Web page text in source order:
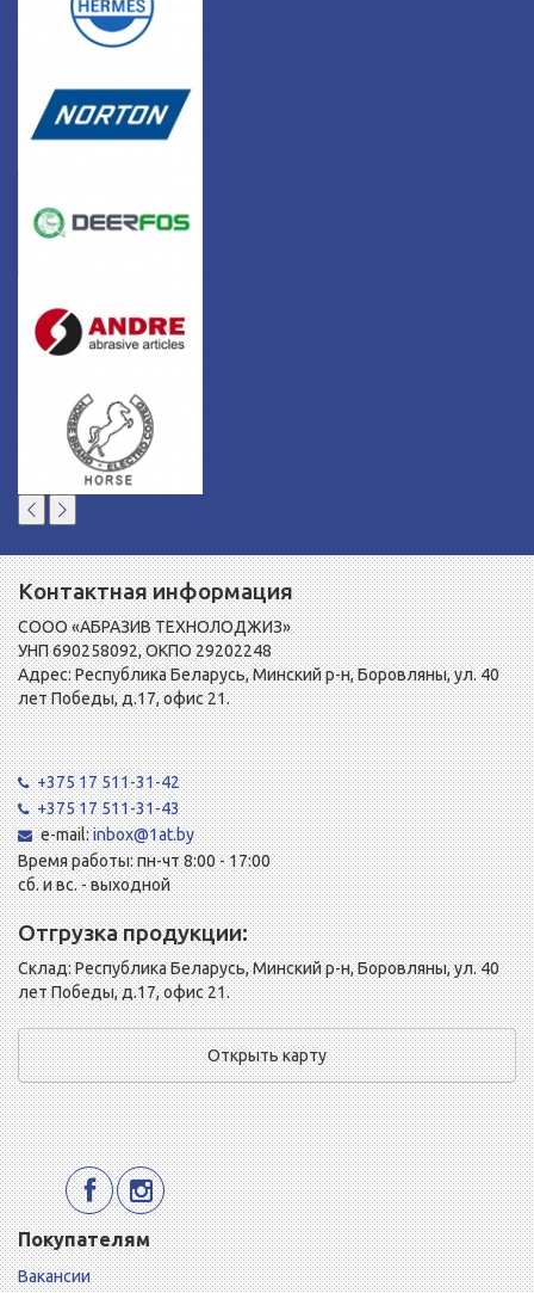
Контактная информация
СООО «АБРАЗИВ ТЕХНОЛОДЖИЗ»
УНП 690258092, ОКПО 29202248
Адрес: Республика Беларусь, Минский р-н, Боровляны, ул. 40
лет Победы, д.17, офис 21.
+375 17 511-31-42
+375 17 511-31-43
e-mail:inbox@1at.by
Время работы: пн-чт 8:00 - 17:00
сб. и вс. - выходной
Отгрузка продукции:
Склад: Республика Беларусь, Минский р-н, Боровляны, ул. 40
лет Победы, д.17, офис 21.
Открыть карту
Покупателям
Вакансии